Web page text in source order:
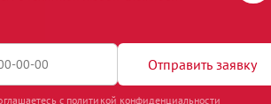
Отправить заявку
с политикой конфиденциальности